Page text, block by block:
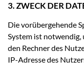
3. ZWECK DER
Die vorübergehende
System ist notwendig,
den Rechner des
IP-Adresse des